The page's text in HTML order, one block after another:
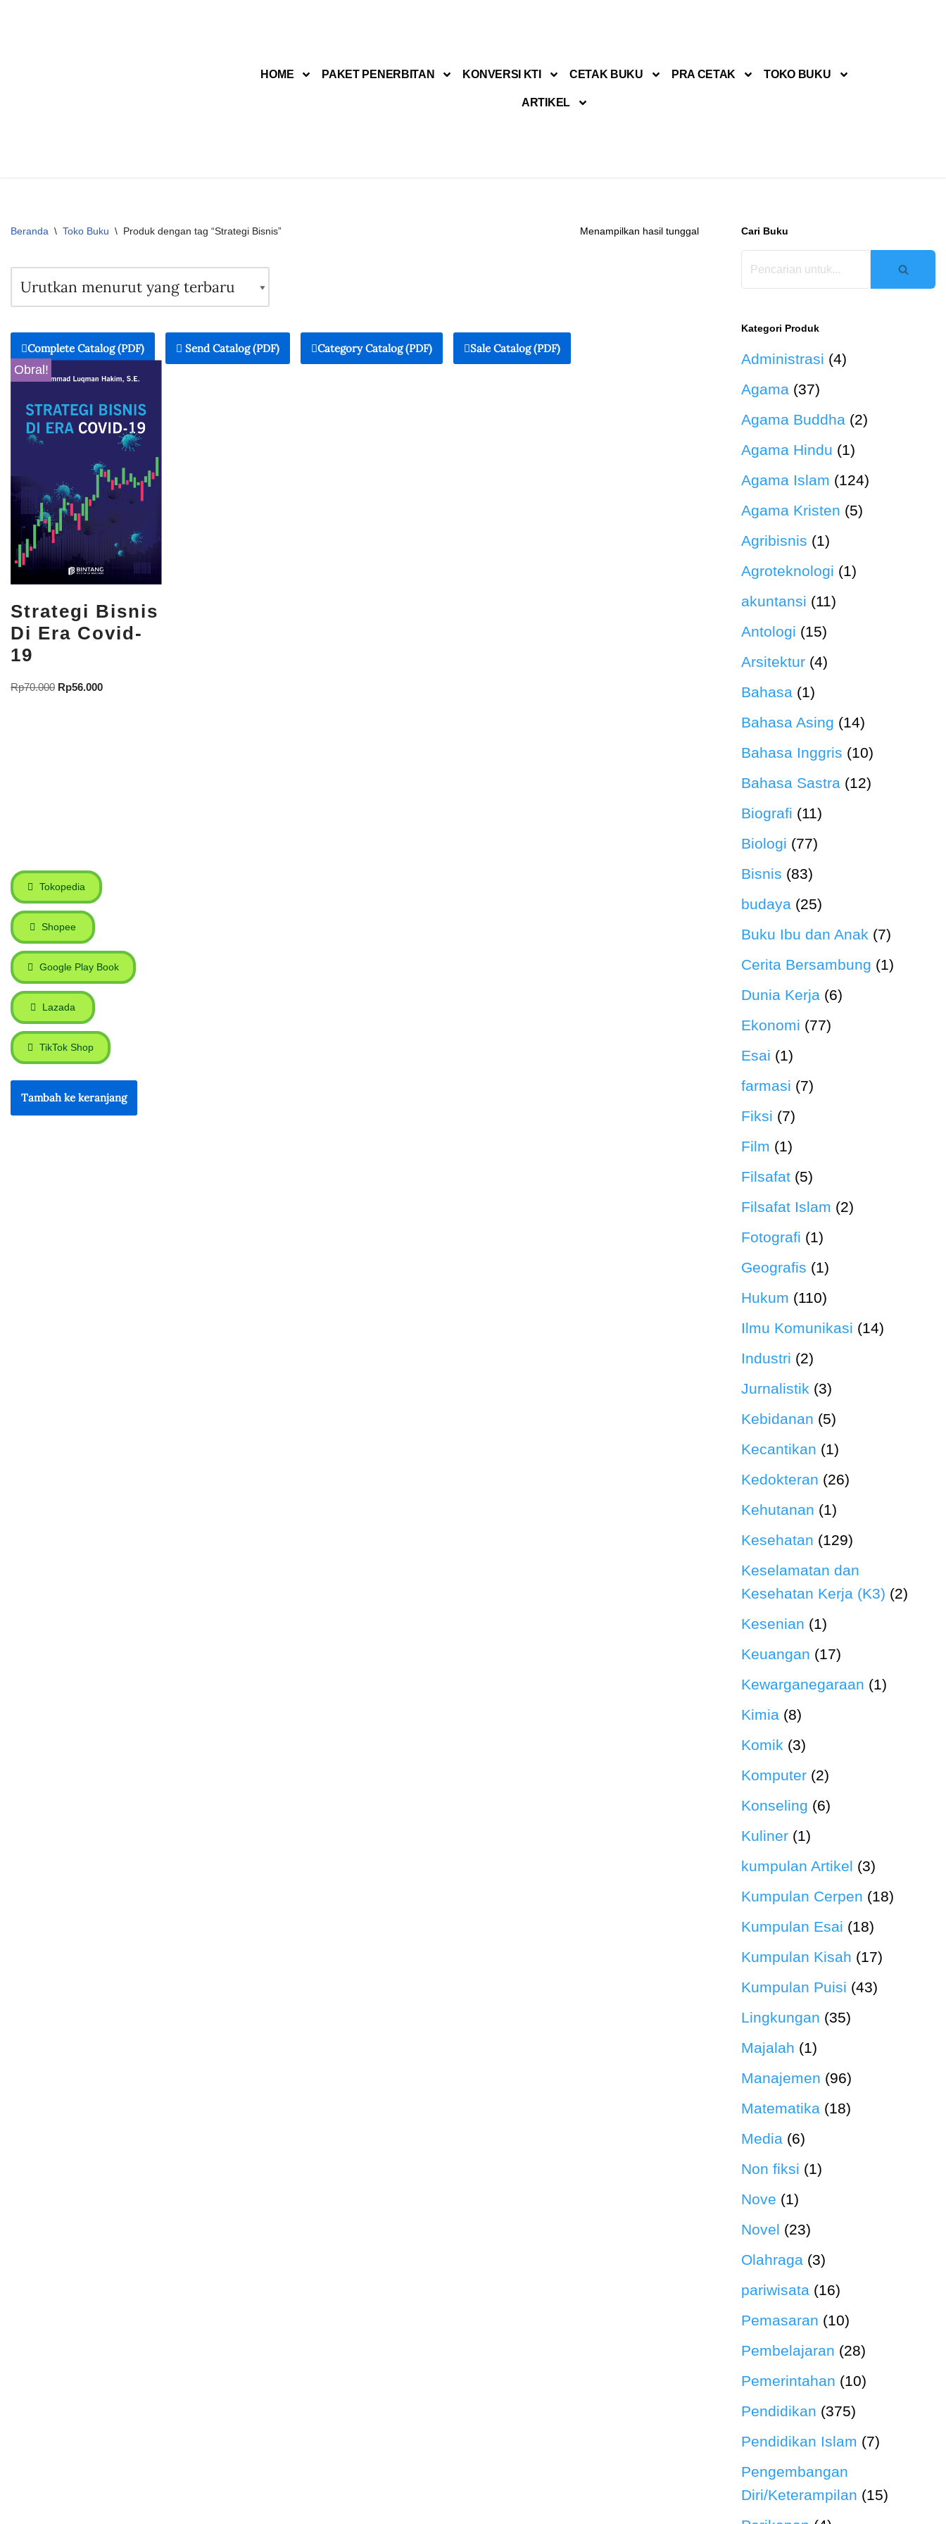
HOME PAKET PENERBITAN KONVERSI KTI CETAK BUKU PRA CETAK TOKO BUKU
ARTIKEL
Beranda \ Toko Buku \ Produk dengan tag “Strategi Bisnis” Menampilkan hasil tunggal
Complete Catalog (PDF) Send Catalog (PDF) Category Catalog (PDF) Sale Catalog (PDF)
Obral!
Strategi Bisnis
Di Era Covid-
19
Rp70.000 Rp56.000
Tokopedia
Shopee
Google Play Book
Lazada
TikTok Shop
Tambah ke keranjang
Cari Buku
Kategori Produk
Administrasi (4)
Agama (37)
Agama Buddha (2)
Agama Hindu (1)
Agama Islam (124)
Agama Kristen (5)
Agribisnis (1)
Agroteknologi (1)
akuntansi (11)
Antologi (15)
Arsitektur (4)
Bahasa (1)
Bahasa Asing (14)
Bahasa Inggris (10)
Bahasa Sastra (12)
Biografi (11)
Biologi (77)
Bisnis (83)
budaya (25)
Buku Ibu dan Anak (7)
Cerita Bersambung (1)
Dunia Kerja (6)
Ekonomi (77)
Esai (1)
farmasi (7)
Fiksi (7)
Film (1)
Filsafat (5)
Filsafat Islam (2)
Fotografi (1)
Geografis (1)
Hukum (110)
Ilmu Komunikasi (14)
Industri (2)
Jurnalistik (3)
Kebidanan (5)
Kecantikan (1)
Kedokteran (26)
Kehutanan (1)
Kesehatan (129)
Keselamatan dan
Kesehatan Kerja (K3) (2)
Kesenian (1)
Keuangan (17)
Kewarganegaraan (1)
Kimia (8)
Komik (3)
Komputer (2)
Konseling (6)
Kuliner (1)
kumpulan Artikel (3)
Kumpulan Cerpen (18)
Kumpulan Esai (18)
Kumpulan Kisah (17)
Kumpulan Puisi (43)
Lingkungan (35)
Majalah (1)
Manajemen (96)
Matematika (18)
Media (6)
Non fiksi (1)
Nove (1)
Novel (23)
Olahraga (3)
pariwisata (16)
Pemasaran (10)
Pembelajaran (28)
Pemerintahan (10)
Pendidikan (375)
Pendidikan Islam (7)
Pengembangan
Diri/Keterampilan (15)